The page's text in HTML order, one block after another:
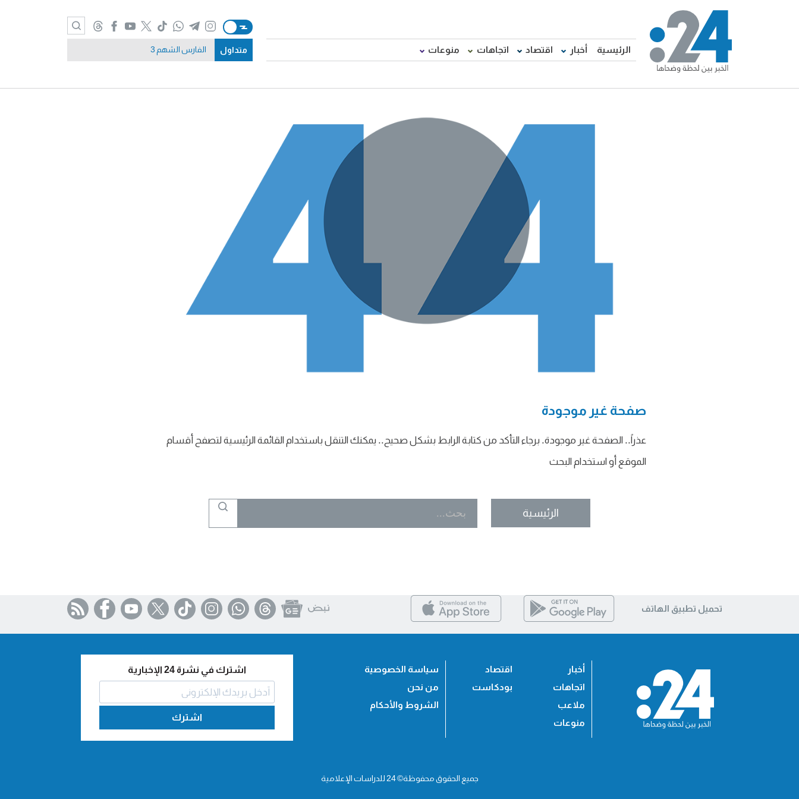
الرئيسية أخبار اقتصاد اتجاهات منوعات متداول الفارس الشهم 3
صفحة غير موجودة
عذراً.. الصفحة غير موجودة. برجاء التأكد من كتابة الرابط بشكل صحيح.. يمكنك التنقل باستخدام القائمة الرئيسية لتصفح أقسام
الموقع أو استخدام البحث
الرئيسية
تحميل تطبيق الهاتف
أخبار
اتجاهات
ملاعب
منوعات
اقتصاد
بودكاست
سياسة الخصوصية
من نحن
الشروط والأحكام
اشترك في نشرة 24 الإخبارية
اشترك
جميع الحقوق محفوظة© 24 للدراسات الإعلامية